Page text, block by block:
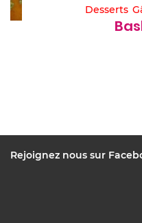
Desserts
Rejoignez nous sur